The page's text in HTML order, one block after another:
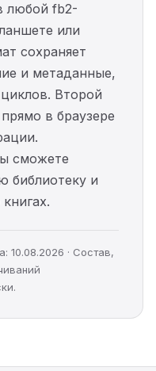
любой fb2-
или
сохраняет
и метаданные,
Второй
в браузере
сможете
библиотеку и
10.08.2026 · Состав,